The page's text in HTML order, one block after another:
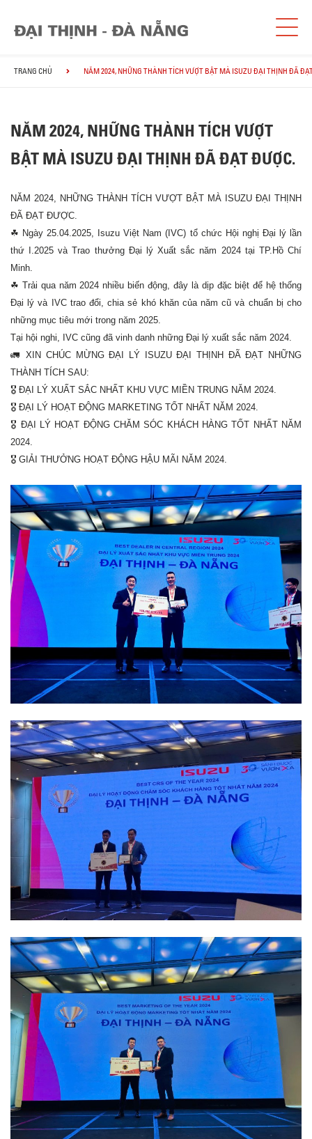
TRANG CHỦ NĂM 2024, NHỮNG THÀNH TÍCH VƯỢT BẬT MÀ ISUZU ĐẠI THỊNH ĐÃ
NĂM 2024, NHỮNG THÀNH TÍCH VƯỢT
BẬT MÀ ISUZU ĐẠI THỊNH ĐÃ ĐẠT ĐƯỢC.
NĂM 2024, NHỮNG THÀNH TÍCH VƯỢT BẬT MÀ ISUZU ĐẠI THỊNH
ĐÃ ĐẠT ĐƯỢC.
☘ Ngày 25.04.2025, Isuzu Việt Nam (IVC) tổ chức Hội nghị Đại lý lần
thứ I.2025 và Trao thưởng Đại lý Xuất sắc năm 2024 tại TP.Hồ Chí
Minh.
☘ Trải qua năm 2024 nhiều biến động, đây là dịp đặc biệt để hệ thống
Đại lý và IVC trao đổi, chia sẻ khó khăn của năm cũ và chuẩn bị cho
những mục tiêu mới trong năm 2025.
Tại hội nghi, IVC cũng đã vinh danh những Đại lý xuất sắc năm 2024.
🚛 XIN CHÚC MỪNG ĐẠI LÝ ISUZU ĐẠI THỊNH ĐÃ ĐẠT NHỮNG
THÀNH TÍCH SAU:
️🎖️ ĐẠI LÝ XUẤT SẮC NHẤT KHU VỰC MIỀN TRUNG NĂM 2024.
🎖️ ĐẠI LÝ HOẠT ĐỘNG MARKETING TỐT NHẤT NĂM 2024.
🎖️ ĐẠI LÝ HOẠT ĐỘNG CHĂM SÓC KHÁCH HÀNG TỐT NHẤT NĂM
2024.
🎖️ GIẢI THƯỞNG HOẠT ĐỘNG HẬU MÃI NĂM 2024.